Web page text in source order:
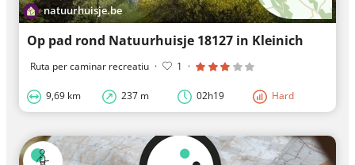
natuurhuisje.be
Op pad rond Natuurhuisje 18127 in Kleinich
Ruta per caminar recreatiu · 1 ·
9,69 km 237 m 02h19 Hard